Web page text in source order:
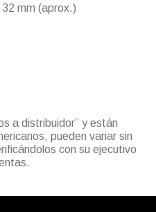
mm (aprox.)
a distribuidor” y están
pueden variar sin
con su ejecutivo